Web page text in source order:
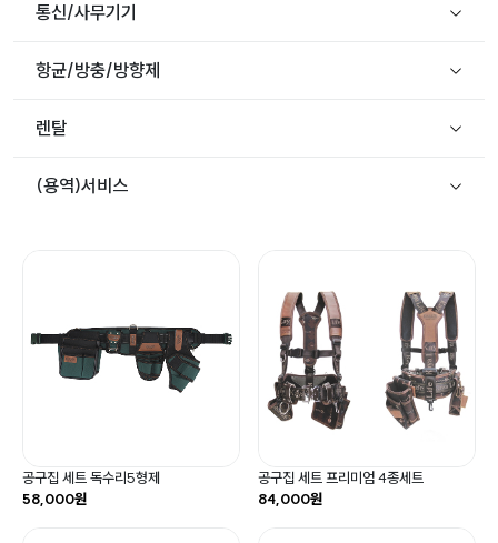
통신/사무기기
항균/방충/방향제
렌탈
(용역)서비스
공구집 세트 독수리5형제
58,000원
공구집 세트 프리미엄 4종세트
84,000원